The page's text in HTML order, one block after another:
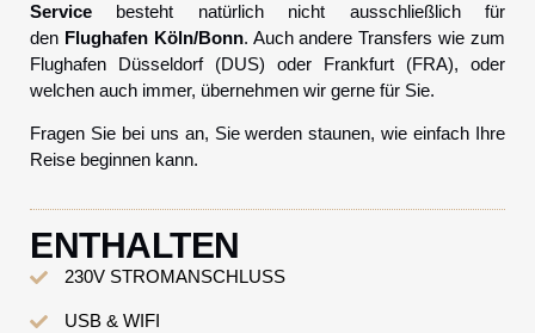
Service besteht natürlich nicht ausschließlich für
den Flughafen Köln/Bonn. Auch andere Transfers wie zum
Flughafen Düsseldorf (DUS) oder Frankfurt (FRA), oder
welchen auch immer, übernehmen wir gerne für Sie.
Fragen Sie bei uns an, Sie werden staunen, wie einfach Ihre
Reise beginnen kann.
ENTHALTEN
230V STROMANSCHLUSS
USB & WIFI